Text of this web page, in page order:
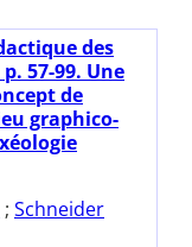
des
57-99. Une
de
graphico-
; Schneider